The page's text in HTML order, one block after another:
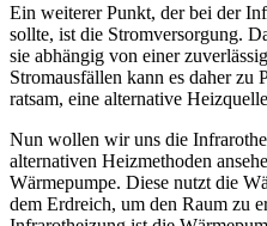
Ein weiterer Punkt, der bei der
sollte, ist die Stromversorgung.
sie abhängig von einer
Stromausfällen kann es daher zu
ratsam, eine alternative
Nun wollen wir uns die
alternativen Heizmethoden
Wärmepumpe. Diese nutzt die
dem Erdreich, um den Raum zu